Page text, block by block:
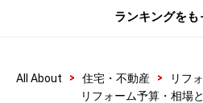
で、新築当時の確認申請図面や
あれば、リフォーム業者に見
ランキングをも
All About > 住宅・不動産 > リフ
リフォーム予算・相場